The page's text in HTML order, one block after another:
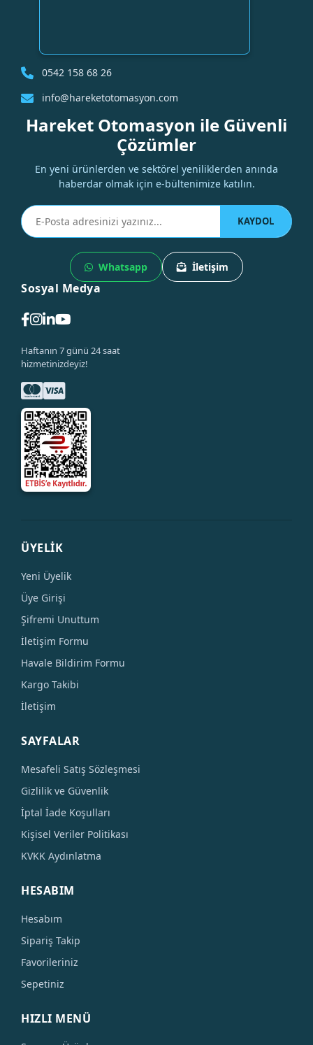
0542 158 68 26
info@hareketotomasyon.com
Hareket Otomasyon ile Güvenli
Çözümler
En yeni ürünlerden ve sektörel yeniliklerden anında
haberdar olmak için e-bültenimize katılın.
KAYDOL
Whatsapp İletişim
Sosyal Medya
Haftanın 7 günü 24 saat
hizmetinizdeyiz!
ÜYELİK
Yeni Üyelik
Üye Girişi
Şifremi Unuttum
İletişim Formu
Havale Bildirim Formu
Kargo Takibi
İletişim
SAYFALAR
Mesafeli Satış Sözleşmesi
Gizlilik ve Güvenlik
İptal İade Koşulları
Kişisel Veriler Politikası
KVKK Aydınlatma
HESABIM
Hesabım
Sipariş Takip
Favorileriniz
Sepetiniz
HIZLI MENÜ